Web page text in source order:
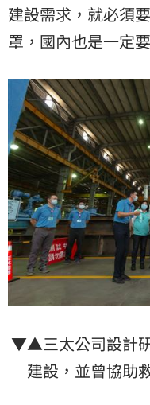
建設需求，就必須
罩，國內也是一定
▼▲三太公司設計
建設，並曾協助